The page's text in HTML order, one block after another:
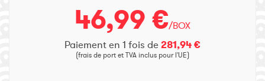
46,99 €/BOX
Paiement en 1 fois de 281,94 €
(frais de port et TVA inclus pour l'UE)